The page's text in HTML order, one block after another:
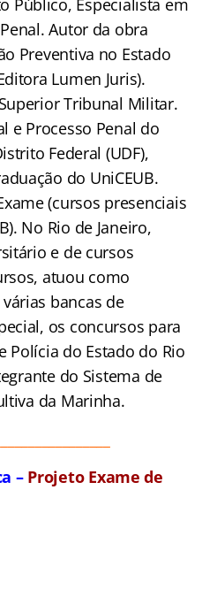
Público, Especialista em
Autor da obra
Preventiva no Estado
Lumen Juris).
Tribunal Militar.
e Processo Penal do
Federal (UDF),
do UniCEUB.
(cursos presenciais
No Rio de Janeiro,
e de cursos
atuou como
bancas de
os concursos para
Polícia do Estado do Rio
do Sistema de
da Marinha.
– Projeto Exame de